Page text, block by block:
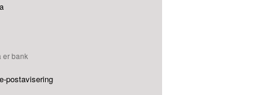
er bank
postavisering